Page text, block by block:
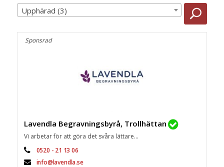
Upphärad (3)
Sponsrad
Lavendla Begravningsbyrå, Trollhättan
Vi arbetar för att göra det svåra lättare...
0520 - 21 13 06
info@lavendla.se